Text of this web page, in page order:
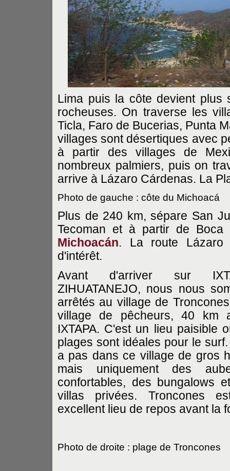
Lima puis la côte devient plus
rocheuses. On traverse les
Ticla, Faro de Bucerias, Punta
villages sont désertiques avec
à partir des villages de
nombreux palmiers, puis on
arrive à Lázaro Cárdenas. La
Photo de gauche : côte du Michoacá
Plus de 240 km, sépare San
Tecoman et à partir de
Michoacán. La route Lázaro
d'intérêt.
Avant d'arriver sur
ZIHUATANEJO, nous nous
arrêtés au village de
village de pêcheurs, 40 km
IXTAPA. C'est un lieu paisible
plages sont idéales pour le
a pas dans ce village de gros
mais uniquement des
confortables, des bungalows
villas privées. Troncones
excellent lieu de repos avant la
Photo de droite : plage de Troncones